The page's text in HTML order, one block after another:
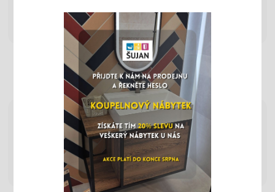
této paní veliké díky. Všem vřele doporučuji.
Eva Bartlová
Při plánování rekonstrukce naší koupelny jsme se obrátili
na firmu Šujan, a zpětně to hodnotíme jako výborné
rozhodnutí. Od prvotního návrhu až po finální realizaci byla
spolupráce profesionální, vstřícná a bez komplikací.